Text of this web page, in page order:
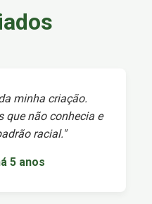
minha criação.
que não conhecia e
racial."
5 anos